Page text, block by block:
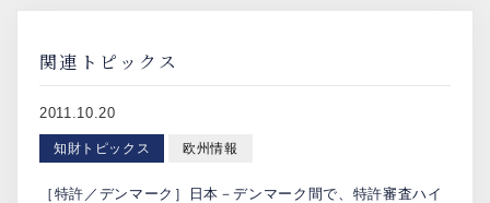
関連トピックス
2011.10.20
知財トピックス 欧州情報
［特許／デンマーク］日本－デンマーク間で、特許審査ハイ